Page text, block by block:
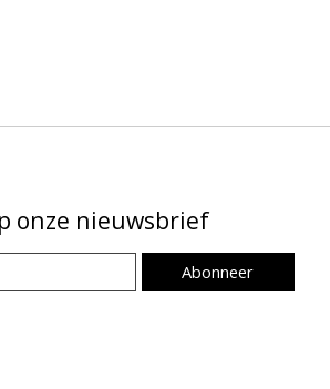
onze nieuwsbrief
Abonneer